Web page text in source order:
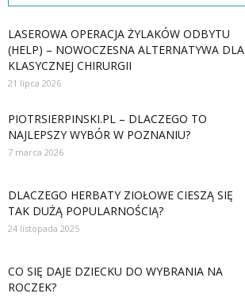
LASEROWA OPERACJA ŻYLAKÓW ODBYTU
(HELP) – NOWOCZESNA ALTERNATYWA DLA
KLASYCZNEJ CHIRURGII
21 lipca 2026
PIOTRSIERPINSKI.PL – DLACZEGO TO
NAJLEPSZY WYBÓR W POZNANIU?
7 marca 2026
DLACZEGO HERBATY ZIOŁOWE CIESZĄ SIĘ
TAK DUŻĄ POPULARNOŚCIĄ?
24 listopada 2025
CO SIĘ DAJE DZIECKU DO WYBRANIA NA
ROCZEK?